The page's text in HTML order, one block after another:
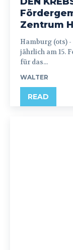
Zentrum
Hamburg (ots) - Mit dem Weltkinderkrebstag, der
jährlich am 15.
für das...
WALTER
READ